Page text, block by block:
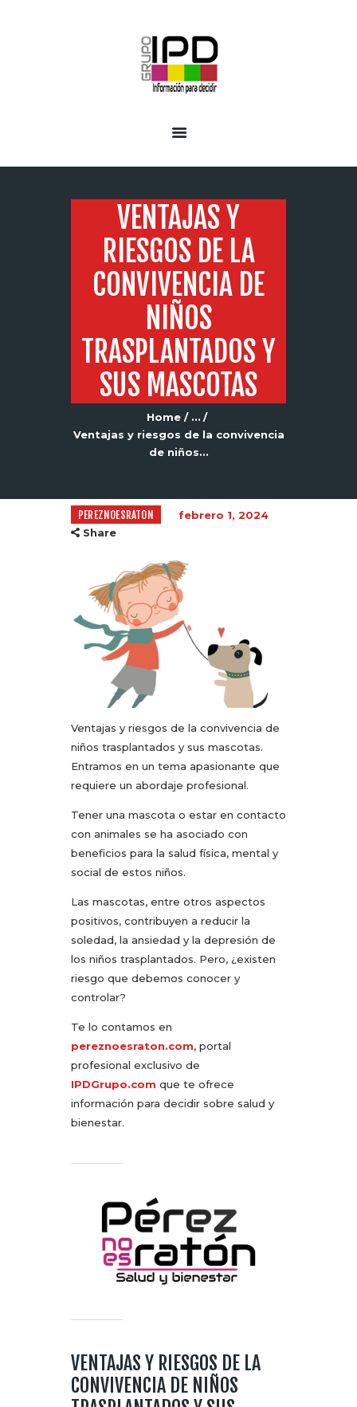
VENTAJAS Y
RIESGOS DE LA
CONVIVENCIA DE
NIÑOS
TRASPLANTADOS Y
SUS MASCOTAS
Home
...
Ventajas y riesgos de la convivencia
de niños...
PEREZNOESRATON
febrero 1, 2024
Share
Ventajas y riesgos de la convivencia de
niños trasplantados y sus mascotas.
Entramos en un tema apasionante que
requiere un abordaje profesional.
Tener una mascota o estar en contacto
con animales se ha asociado con
beneficios para la salud física, mental y
social de estos niños.
Las mascotas, entre otros aspectos
positivos, contribuyen a reducir la
soledad, la ansiedad y la depresión de
los niños trasplantados. Pero, ¿existen
riesgo que debemos conocer y
controlar?
Te lo contamos en
pereznoesraton.com, portal
profesional exclusivo de
IPDGrupo.com que te ofrece
información para decidir sobre salud y
bienestar.
VENTAJAS Y RIESGOS DE LA
CONVIVENCIA DE NIÑOS